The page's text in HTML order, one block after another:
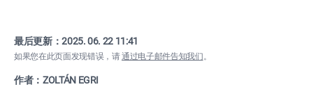
最后更新：2025. 06. 22 11:41
如果您在此页面发现错误，请通过电子邮件告知我们。
作者：ZOLTÁN EGRI